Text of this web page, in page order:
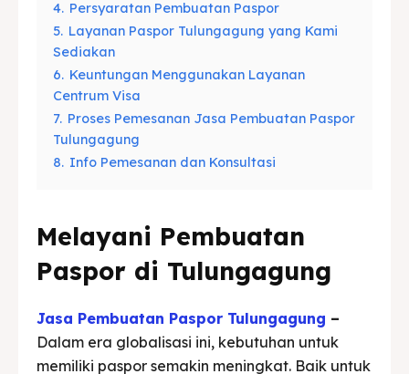
4. Persyaratan Pembuatan Paspor
5. Layanan Paspor Tulungagung yang Kami
Sediakan
6. Keuntungan Menggunakan Layanan
Centrum Visa
7. Proses Pemesanan Jasa Pembuatan Paspor
Tulungagung
8. Info Pemesanan dan Konsultasi
Melayani Pembuatan
Paspor di Tulungagung
Jasa Pembuatan Paspor Tulungagung –
Dalam era globalisasi ini, kebutuhan untuk
memiliki paspor semakin meningkat. Baik untuk